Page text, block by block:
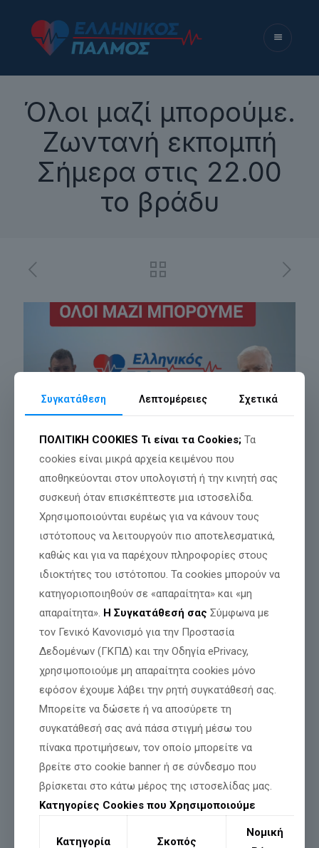
Όλοι μαζί μπορούμε.
Ζωντανή εκπομπή
Σήμερα στις 22.00
το βράδυ
Συγκατάθεση Λεπτομέρειες Σχετικά
ΠΟΛΙΤΙΚΗ COOKIES Τι είναι τα Cookies; Τα
cookies είναι μικρά αρχεία κειμένου που
αποθηκεύονται στον υπολογιστή ή την κινητή σας
συσκευή όταν επισκέπτεστε μια ιστοσελίδα.
Χρησιμοποιούνται ευρέως για να κάνουν τους
ιστότοπους να λειτουργούν πιο αποτελεσματικά,
καθώς και για να παρέχουν πληροφορίες στους
ιδιοκτήτες του ιστότοπου. Τα cookies μπορούν να
κατηγοριοποιηθούν σε «απαραίτητα» και «μη
απαραίτητα». Η Συγκατάθεσή σας Σύμφωνα με
τον Γενικό Κανονισμό για την Προστασία
Δεδομένων (ΓΚΠΔ) και την Οδηγία ePrivacy,
χρησιμοποιούμε μη απαραίτητα cookies μόνο
εφόσον έχουμε λάβει την ρητή συγκατάθεσή σας.
Μπορείτε να δώσετε ή να αποσύρετε τη
συγκατάθεσή σας ανά πάσα στιγμή μέσω του
πίνακα προτιμήσεων, τον οποίο μπορείτε να
βρείτε στο cookie banner ή σε σύνδεσμο που
βρίσκεται στο κάτω μέρος της ιστοσελίδας μας.
Κατηγορίες Cookies που Χρησιμοποιούμε
Κατηγορία Σκοπός
Νομική